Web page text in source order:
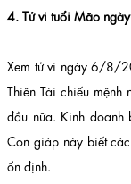
4. Tử vi tuổi Mão
Xem tử vi ngày 6/8/
Thiên Tài chiếu
đầu nữa. Kinh doanh
Con giáp này biết
ổn định.